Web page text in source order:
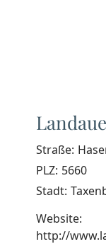
Straße:
PLZ: 5660
Stadt:
Website:
http://